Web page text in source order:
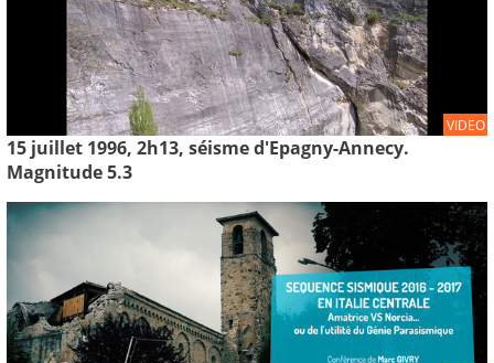
VIDEO
15 juillet 1996, 2h13, séisme d'Epagny-Annecy.
Magnitude 5.3